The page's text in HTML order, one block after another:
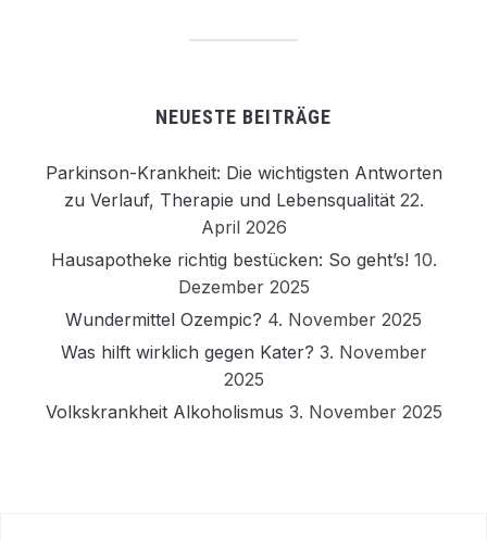
NEUESTE BEITRÄGE
Parkinson-Krankheit: Die wichtigsten Antworten
zu Verlauf, Therapie und Lebensqualität 22.
April 2026
Hausapotheke richtig bestücken: So geht’s! 10.
Dezember 2025
Wundermittel Ozempic? 4. November 2025
Was hilft wirklich gegen Kater? 3. November
2025
Volkskrankheit Alkoholismus 3. November 2025